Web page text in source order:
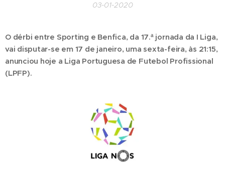
03-01-2020
O dérbi entre Sporting e Benfica, da 17.ª jornada da I Liga,
vai disputar-se em 17 de janeiro, uma sexta-feira, às 21:15,
anunciou hoje a Liga Portuguesa de Futebol Profissional
(LPFP).